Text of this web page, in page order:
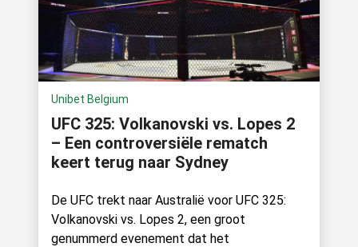
Unibet Belgium
UFC 325: Volkanovski vs. Lopes 2
– Een controversiële rematch
keert terug naar Sydney
De UFC trekt naar Australië voor UFC 325:
Volkanovski vs. Lopes 2, een groot
genummerd evenement dat het